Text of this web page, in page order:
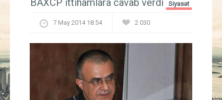
İqtisadiyyat
Güney Azərbaycan
BAXCP ittihamlara cavab verdi Siyasət
7 May 2014 18:54 2 030